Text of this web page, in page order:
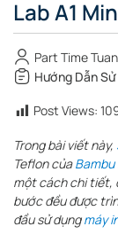
Lab A1
Part Time Tuan
Hướng Dẫn
Post Views:
Trong bài viết này,
Teflon củaBambu
một cách chi tiết,
bước đều được
đầu sử dụngmáy